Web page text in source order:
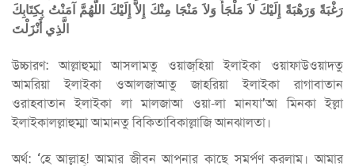
رَغْبَةً وَرَهْبَةً إِلَيْكَ لاَ مَلْجَأَ وَلاَ مَنْجَا مِنْكَ إِلاَّ إِلَيْكَ اللَّهُمَّ آمَنْتُ بِكِتَابِكَ
الَّذِي أَنْزَلْتَ
উচ্চারণ: আল্লাহুম্মা আসলামতু ওয়াজ্‌হিয়া ইলাইকা ওয়াফাউওয়াদতু
আমরিয়া ইলাইকা ওআলজাআতু জাহরিয়া ইলাইকা রাগাবাতান
ওরাহবাতান ইলাইকা লা মালজাআ ওয়া-লা মানযা’আ মিনকা ইল্লা
ইলাইকালল্লাহুম্মা আমানতু বিকিতাবিকাল্লাজি আনঝালতা।
অর্থ: ‘হে আল্লাহ্! আমার জীবন আপনার কাছে সমর্পণ করলাম। আমার